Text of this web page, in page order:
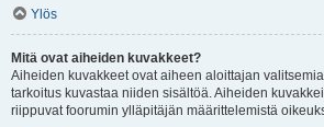
Ylös
Mitä ovat aiheiden kuvakkeet?
Aiheiden kuvakkeet ovat aiheen aloittajan
tarkoitus kuvastaa niiden sisältöä. Aiheiden
riippuvat foorumin ylläpitäjän määrittelemistä